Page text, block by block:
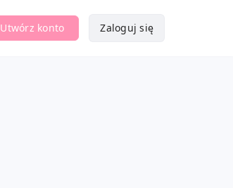
Utwórz konto Zaloguj się